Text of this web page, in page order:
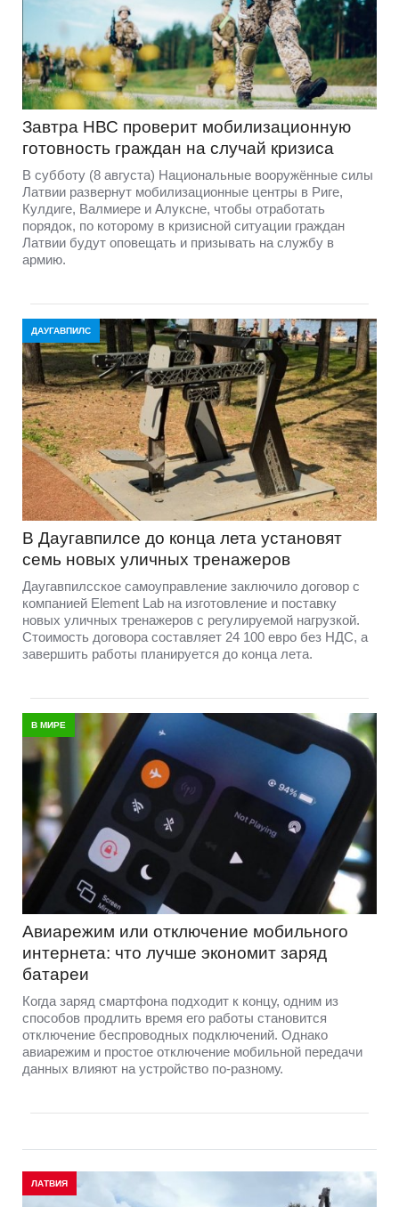
Завтра НВС проверит мобилизационную
готовность граждан на случай кризиса
В субботу (8 августа) Национальные вооружённые силы
Латвии развернут мобилизационные центры в Риге,
Кулдиге, Валмиере и Алуксне, чтобы отработать
порядок, по которому в кризисной ситуации граждан
Латвии будут оповещать и призывать на службу в
армию.
ДАУГАВПИЛС
В Даугавпилсе до конца лета установят
семь новых уличных тренажеров
Даугавпилсское самоуправление заключило договор с
компанией Element Lab на изготовление и поставку
новых уличных тренажеров с регулируемой нагрузкой.
Стоимость договора составляет 24 100 евро без НДС, а
завершить работы планируется до конца лета.
В МИРЕ
Авиарежим или отключение мобильного
интернета: что лучше экономит заряд
батареи
Когда заряд смартфона подходит к концу, одним из
способов продлить время его работы становится
отключение беспроводных подключений. Однако
авиарежим и простое отключение мобильной передачи
данных влияют на устройство по-разному.
ЛАТВИЯ